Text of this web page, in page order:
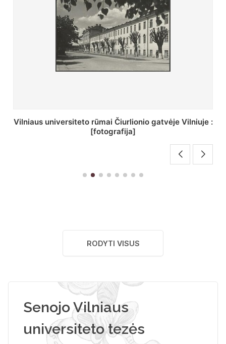
St. Batoro universiteto J. Pilsudskio kolegija :
[fotografija]
RODYTI VISUS
Senojo Vilniaus
universiteto tezės